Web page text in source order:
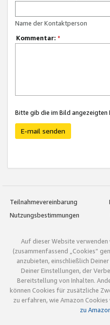
Name der Kontaktperson
Kommentar: *
Bitte gib die im Bild angezeigten
E-mail senden
Teilnahmevereinbarung
Nutzungsbestimmungen
Auf dieser Website
(zusammenfassend „Cookies“
anzubieten, einschließlich
Deiner Einstellungen, der
Bereitstellung von Inhalten.
können Cookies für zusätzliche
zu erfahren, wie Amazon
zu